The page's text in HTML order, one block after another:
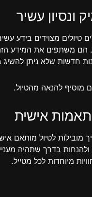
ונסיון עשיר
טיולים מצוידים בידע
הם משתפים את המידע
חדשות שלא ניתן
מוסיף להנאה מהטיול.
אישית
מובילות לטיול מותאם
בדרך שתהיה
מיוחדות לכל מטייל.